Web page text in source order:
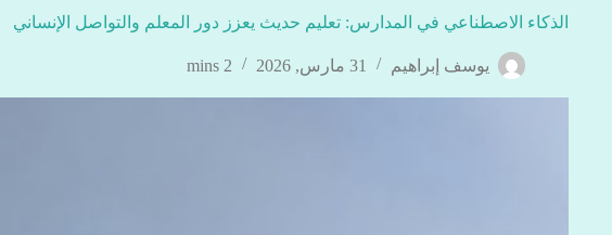
الذكاء الاصطناعي في المدارس: تعليم حديث يعزز دور المعلم والتواصل الإنساني
يوسف إبراهيم 31 مارس, 2026 2 mins